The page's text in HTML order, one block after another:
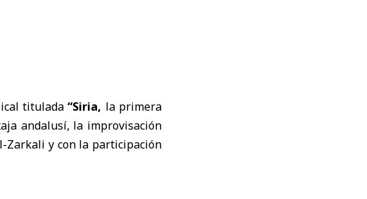
titulada“Siria, la primera
andalusí, la improvisación
Zarkali y con la participación